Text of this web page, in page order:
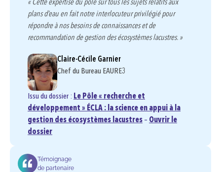
« Cette expertise du pôle sur tous les sujets relatifs aux
plans d’eau en fait notre interlocuteur privilégié pour
répondre à nos besoins de connaissances et de
recommandation de gestion des écosystèmes lacustres. »
Claire-Cécile Garnier
Chef du Bureau EAURE3
Issu du dossier : Le Pôle « recherche et
développement » ÉCLA : la science en appui à la
gestion des écosystèmes lacustres – Ouvrir le
dossier
Témoignage
de partenaire